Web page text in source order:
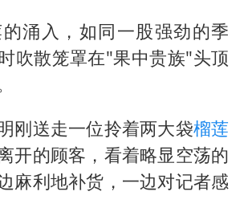
涌入，如同一股强劲的季
吹散笼罩在"果中贵族"头顶
刚送走一位拎着两大袋榴莲
开的顾客，看着略显空荡的
麻利地补货，一边对记者感